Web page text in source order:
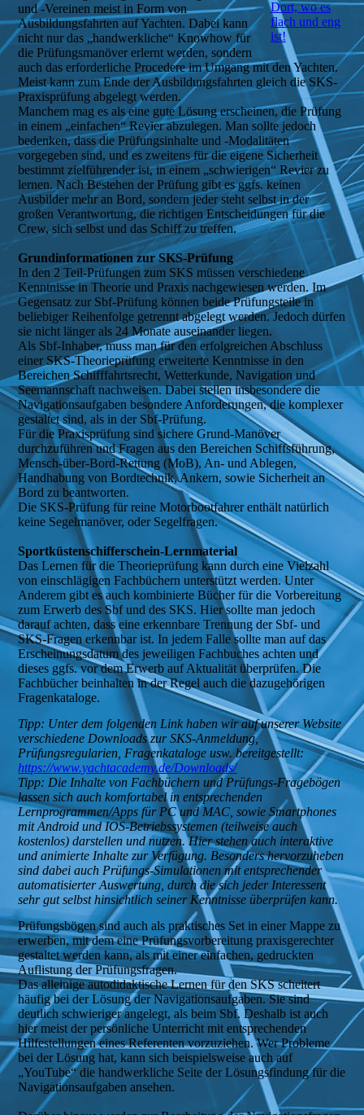
Dort, wo es
flach und eng
ist!
und -Vereinen meist in Form von
Ausbildungsfahrten auf Yachten. Dabei kann
nicht nur das „handwerkliche“ Knowhow für
die Prüfungsmanöver erlernt werden, sondern
auch das erforderliche Procedere im Umgang mit den Yachten.
Meist kann zum Ende der Ausbildungsfahrten gleich die SKS-
Praxisprüfung abgelegt werden.
Manchem mag es als eine gute Lösung erscheinen, die Prüfung
in einem „einfachen“ Revier abzulegen. Man sollte jedoch
bedenken, dass die Prüfungsinhalte und -Modalitäten
vorgegeben sind, und es zweitens für die eigene Sicherheit
bestimmt zielführender ist, in einem „schwierigen“ Revier zu
lernen. Nach Bestehen der Prüfung gibt es ggfs. keinen
Ausbilder mehr an Bord, sondern jeder steht selbst in der
großen Verantwortung, die richtigen Entscheidungen für die
Crew, sich selbst und das Schiff zu treffen.
Grundinformationen zur SKS-Prüfung
In den 2 Teil-Prüfungen zum SKS müssen verschiedene
Kenntnisse in Theorie und Praxis nachgewiesen werden. Im
Gegensatz zur Sbf-Prüfung können beide Prüfungsteile in
beliebiger Reihenfolge getrennt abgelegt werden. Jedoch dürfen
sie nicht länger als 24 Monate auseinander liegen.
Als Sbf-Inhaber, muss man für den erfolgreichen Abschluss
einer SKS-Theorieprüfung erweiterte Kenntnisse in den
Bereichen Schifffahrtsrecht, Wetterkunde, Navigation und
Seemannschaft nachweisen. Dabei stellen insbesondere die
Navigationsaufgaben besondere Anforderungen, die komplexer
gestaltet sind, als in der Sbf-Prüfung.
Für die Praxisprüfung sind sichere Grund-Manöver
durchzuführen und Fragen aus den Bereichen Schiffsführung,
Mensch-über-Bord-Rettung (MoB), An- und Ablegen,
Handhabung von Bordtechnik, Ankern, sowie Sicherheit an
Bord zu beantworten.
Die SKS-Prüfung für reine Motorbootfahrer enthält natürlich
keine Segelmanöver, oder Segelfragen.
Sportküstenschifferschein-Lernmaterial
Das Lernen für die Theorieprüfung kann durch eine Vielzahl
von einschlägigen Fachbüchern unterstützt werden. Unter
Anderem gibt es auch kombinierte Bücher für die Vorbereitung
zum Erwerb des Sbf und des SKS. Hier sollte man jedoch
darauf achten, dass eine erkennbare Trennung der Sbf- und
SKS-Fragen erkennbar ist. In jedem Falle sollte man auf das
Erscheinungsdatum des jeweiligen Fachbuches achten und
dieses ggfs. vor dem Erwerb auf Aktualität überprüfen. Die
Fachbücher beinhalten in der Regel auch die dazugehörigen
Fragenkataloge.
Tipp: Unter dem folgenden Link haben wir auf unserer Website
verschiedene Downloads zur SKS-Anmeldung,
Prüfungsregularien, Fragenkataloge usw. bereitgestellt:
https://www.yachtacademy.de/Downloads/
Tipp: Die Inhalte von Fachbüchern und Prüfungs-Fragebögen
lassen sich auch komfortabel in entsprechenden
Lernprogrammen/Apps für PC und MAC, sowie Smartphones
mit Android und IOS-Betriebssystemen (teilweise auch
kostenlos) darstellen und nutzen. Hier stehen auch interaktive
und animierte Inhalte zur Verfügung. Besonders hervorzuheben
sind dabei auch Prüfungs-Simulationen mit entsprechender
automatisierter Auswertung, durch die sich jeder Interessent
sehr gut selbst hinsichtlich seiner Kenntnisse überprüfen kann.
Prüfungsbögen sind auch als praktisches Set in einer Mappe zu
erwerben, mit dem eine Prüfungsvorbereitung praxisgerechter
gestaltet werden kann, als mit einer einfachen, gedruckten
Auflistung der Prüfungsfragen.
Das alleinige autodidaktische Lernen für den SKS scheitert
häufig bei der Lösung der Navigationsaufgaben. Sie sind
deutlich schwieriger angelegt, als beim Sbf. Deshalb ist auch
hier meist der persönliche Unterricht mit entsprechenden
Hilfestellungen eines Referenten vorzuziehen. Wer Probleme
bei der Lösung hat, kann sich beispielsweise auch auf
„YouTube“ die handwerkliche Seite der Lösungsfindung für die
Navigationsaufgaben ansehen.